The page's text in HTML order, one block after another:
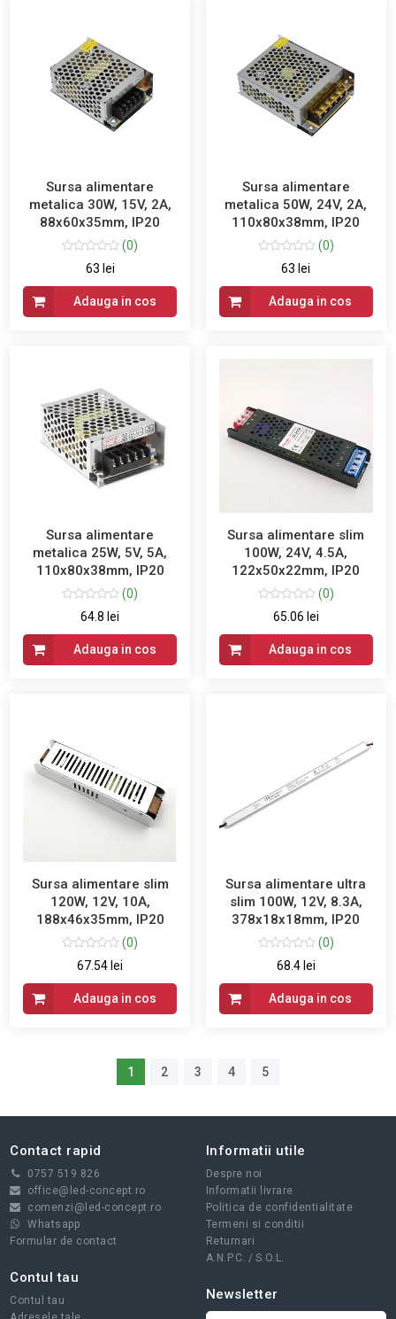
Sursa alimentare
metalica 30W, 15V, 2A,
88x60x35mm, IP20
(0)
63 lei
Adauga in cos
Sursa alimentare
metalica 50W, 24V, 2A,
110x80x38mm, IP20
(0)
63 lei
Adauga in cos
Sursa alimentare
metalica 25W, 5V, 5A,
110x80x38mm, IP20
(0)
64.8 lei
Adauga in cos
Sursa alimentare slim
100W, 24V, 4.5A,
122x50x22mm, IP20
(0)
65.06 lei
Adauga in cos
Sursa alimentare slim
120W, 12V, 10A,
188x46x35mm, IP20
(0)
67.54 lei
Adauga in cos
Sursa alimentare ultra
slim 100W, 12V, 8.3A,
378x18x18mm, IP20
(0)
68.4 lei
Adauga in cos
1 2 3 4 5
Contact rapid
0757 519 826
office@led-concept.ro
comenzi@led-concept.ro
Whatsapp
Formular de contact
Informatii utile
Despre noi
Informatii livrare
Politica de confidentialitate
Termeni si conditii
Returnari
A.N.P.C. / S.O.L.
Contul tau
Contul tau
Newsletter